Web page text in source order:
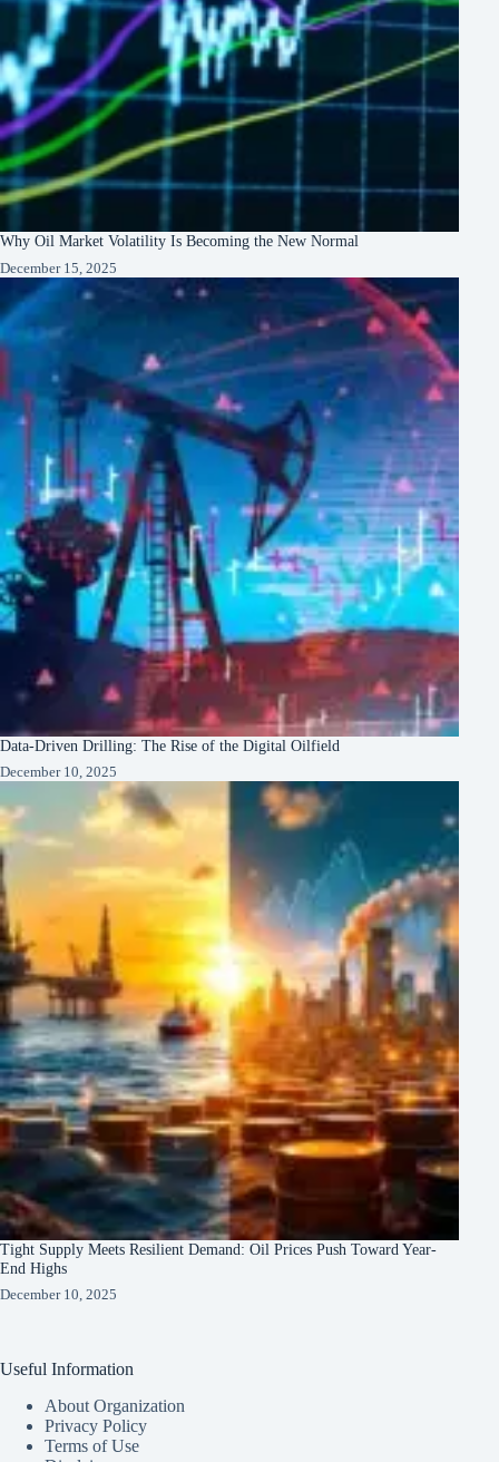
Why Oil Market Volatility Is Becoming the New Normal
December 15, 2025
Data-Driven Drilling: The Rise of the Digital Oilfield
December 10, 2025
Tight Supply Meets Resilient Demand: Oil Prices Push Toward Year-
End Highs
December 10, 2025
Useful Information
About Organization
Privacy Policy
Terms of Use